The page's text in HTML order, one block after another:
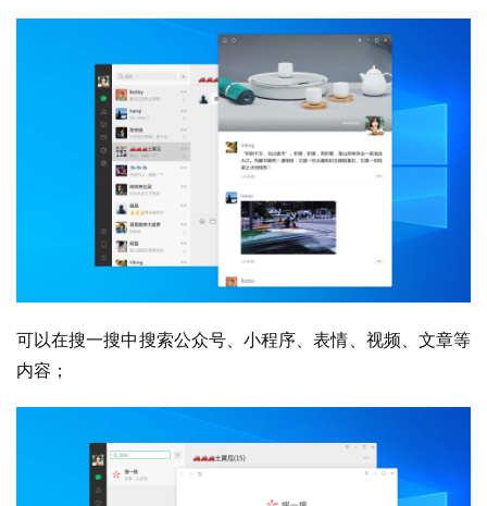
i
C
软
件
可以在搜一搜中搜索公众号、小程序、表情、视频、文章等
内容；